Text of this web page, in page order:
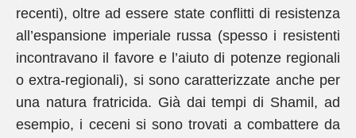
recenti), oltre ad essere state conflitti di resistenza
all’espansione imperiale russa (spesso i resistenti
incontravano il favore e l’aiuto di potenze regionali
o extra-regionali), si sono caratterizzate anche per
una natura fratricida. Già dai tempi di Shamil, ad
esempio, i ceceni si sono trovati a combattere da